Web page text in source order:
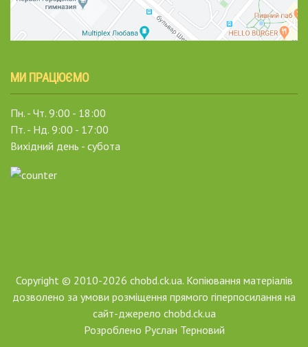
МИ ПРАЦЮЄМО
Пн. - Чт. 9:00 - 18:00
Пт. - Нд. 9:00 - 17:00
Вихідний день - субота
Copyright © 2010-2026 chobd.ck.ua. Копіювання матеріалів
дозволено за умови розміщення прямого гіперпосилання на
сайт-джерело chobd.ck.ua
Розроблено Руслан Терновий